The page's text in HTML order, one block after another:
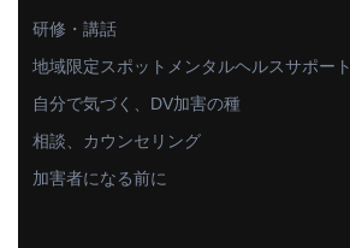
研修・講話
地域限定スポットメンタルヘルスサポート
自分で気づく、DV加害の種
相談、カウンセリング
加害者になる前に